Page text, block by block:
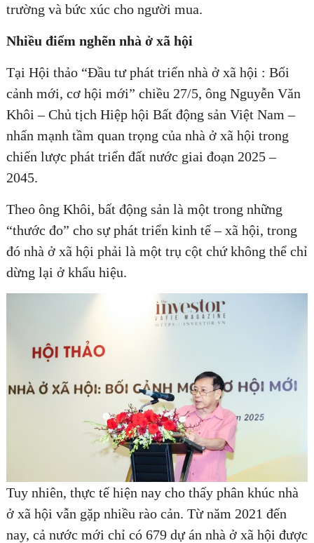
trường và bức xúc cho người mua.
Nhiều điểm nghẽn nhà ở xã hội
Tại Hội thảo “Đầu tư phát triển nhà ở xã hội : Bối
cảnh mới, cơ hội mới” chiều 27/5, ông Nguyễn Văn
Khôi – Chủ tịch Hiệp hội Bất động sản Việt Nam –
nhấn mạnh tầm quan trọng của nhà ở xã hội trong
chiến lược phát triển đất nước giai đoạn 2025 –
2045.
Theo ông Khôi, bất động sản là một trong những
“thước đo” cho sự phát triển kinh tế – xã hội, trong
đó nhà ở xã hội phải là một trụ cột chứ không thể chỉ
dừng lại ở khẩu hiệu.
Tuy nhiên, thực tế hiện nay cho thấy phân khúc nhà
ở xã hội vẫn gặp nhiều rào cản. Từ năm 2021 đến
nay, cả nước mới chỉ có 679 dự án nhà ở xã hội được